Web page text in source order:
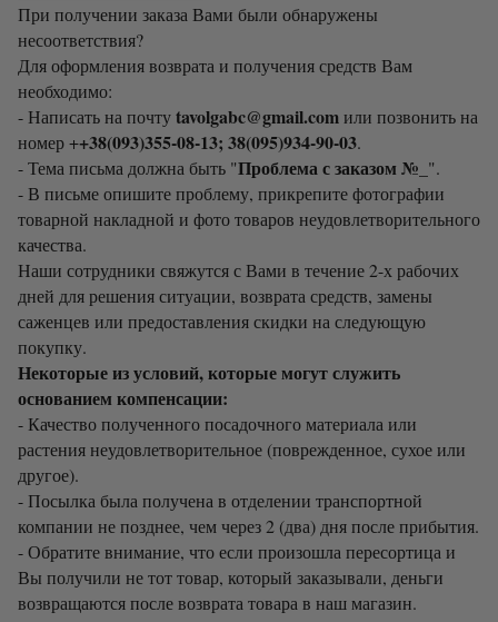
При получении заказа Вами были обнаружены
несоответствия?
Для оформления возврата и получения средств Вам
необходимо:
- Написать на почтуtavolgabc@gmail.comили позвонить на
номер ++38(093)355-08-13; 38(095)934-90-03.
- Тема письма должна быть "Проблема с заказом №_ ".
- В письме опишите проблему, прикрепите фотографии
товарной накладной и фото товаров неудовлетворительного
качества.
Наши сотрудники свяжутся с Вами в течение 2-х рабочих
дней для решения ситуации, возврата средств, замены
саженцев или предоставления скидки на следующую
покупку.
Некоторые из условий, которые могут служить
основанием компенсации:
- Качество полученного посадочного материала или
растения неудовлетворительное (поврежденное, сухое или
другое).
- Посылка была получена в отделении транспортной
компании не позднее, чем через 2 (два) дня после прибытия.
- Обратите внимание, что если произошла пересортица и
Вы получили не тот товар, который заказывали, деньги
возвращаются после возврата товара в наш магазин.